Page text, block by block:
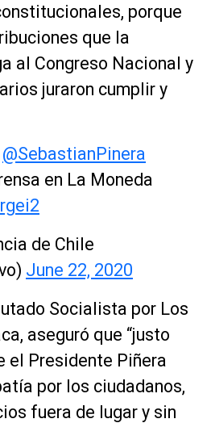
porque
que la
al Congreso Nacional y
juraron cumplir y
@SebastianPinera
en La Moneda
de Chile
June 22, 2020
Socialista por Los
aseguró que “justo
el Presidente Piñera
por los ciudadanos,
fuera de lugar y sin